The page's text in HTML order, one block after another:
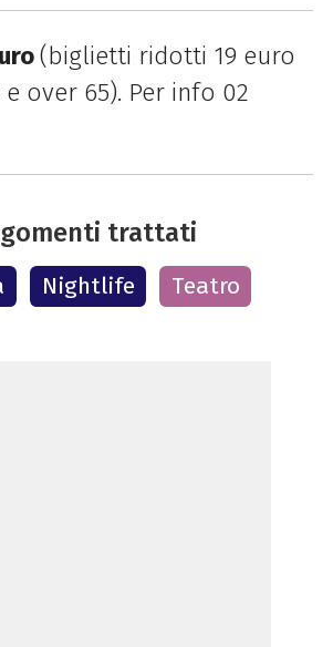
(biglietti ridotti 19 euro
over 65). Per info 02
trattati
Nightlife Teatro